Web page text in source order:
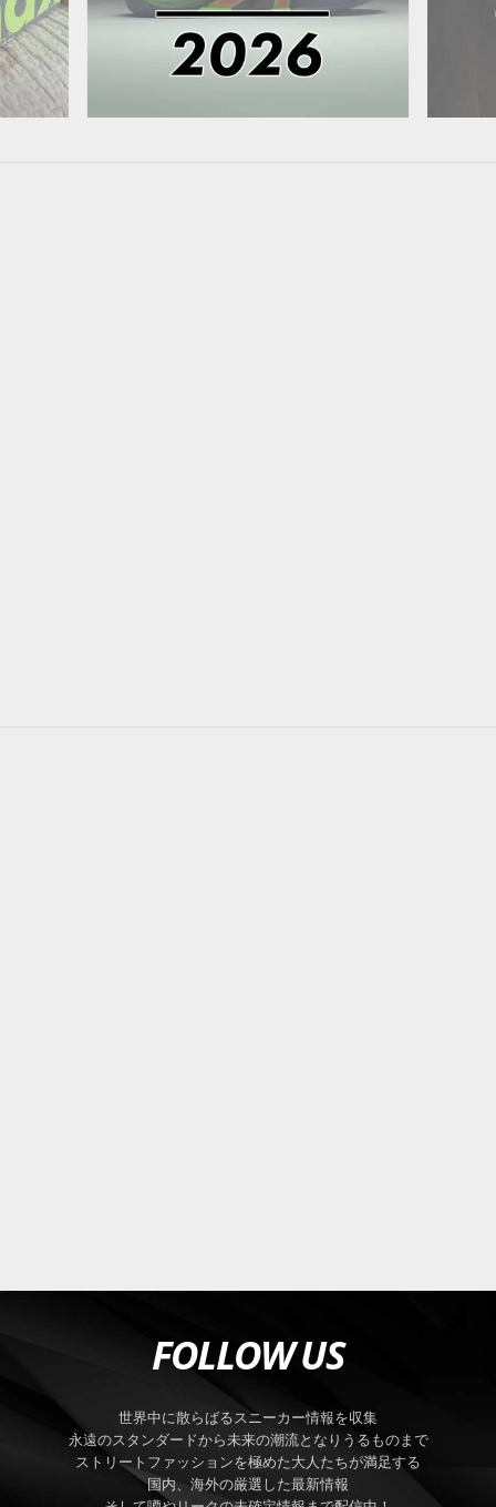
FOLLOW US
世界中に散らばるスニーカー情報を収集
永遠のスタンダードから未来の潮流となりうるものまで
ストリートファッションを極めた大人たちが満足する
国内、海外の厳選した最新情報